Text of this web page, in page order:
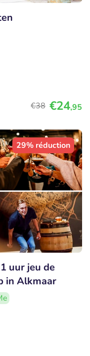
€38 €24,95
29% réduction
uur jeu de
in Alkmaar